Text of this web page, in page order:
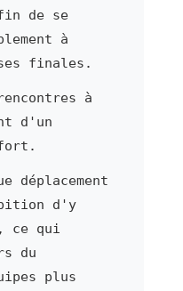
de se
à
finales.
à
d'un
déplacement
d'y
ce qui
du
plus